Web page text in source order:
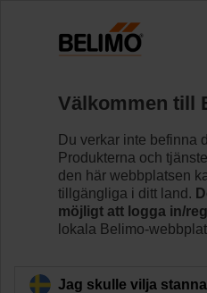
H6020X6P3-S2/
Läs
Tillbaka till produktkategori
Välkommen till
Du verkar inte befinna
Produkterna och
den här webbplatsen
tillgängliga i ditt land.
möjligt att logga in/
lokala Belimo-
Jag skulle vilja